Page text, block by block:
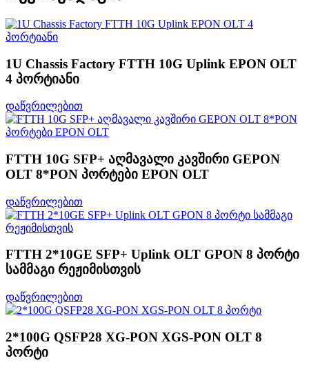
1U Chassis Factory FTTH 10G Uplink EPON OLT
4 პორტიანი
დაწვრილებით
FTTH 10G SFP+ აღმავალი კავშირი GEPON
OLT 8*PON პორტები EPON OLT
დაწვრილებით
FTTH 2*10GE SFP+ Uplink OLT GPON 8 პორტი
სამმაგი რეჟიმისთვის
დაწვრილებით
2*100G QSFP28 XG-PON XGS-PON OLT 8
პორტი